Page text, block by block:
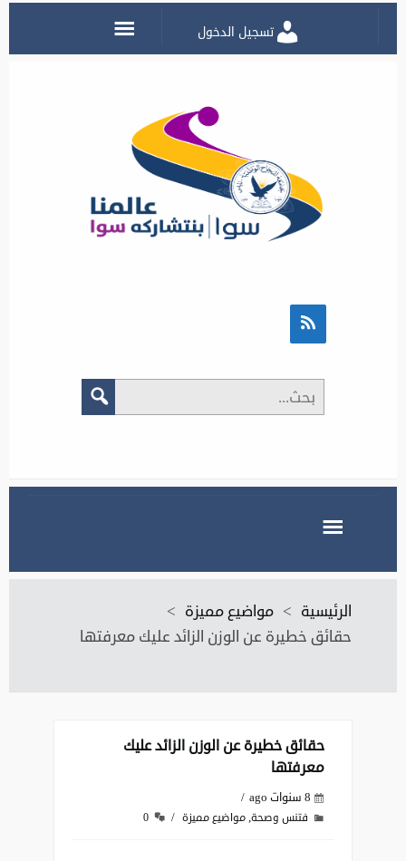
تسجيل الدخول
الرئيسية > مواضيع مميزة >
حقائق خطيرة عن الوزن الزائد عليك معرفتها
حقائق خطيرة عن الوزن الزائد عليك
معرفتها
8 سنوات ago
فتنس وصحة,مواضيع مميزة 0